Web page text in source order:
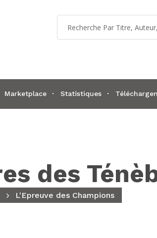
Marketplace Statistiques
des
L'Epreuve des Champions